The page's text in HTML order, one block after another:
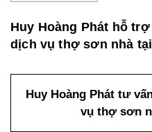
Huy Hoàng Phát hỗ
dịch vụ thợ sơn nhà
Huy Hoàng Phát tư
vụ thợ sơn